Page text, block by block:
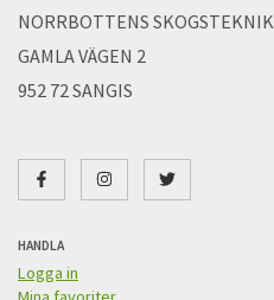
NORRBOTTENS SKOGSTEKNIK
GAMLA VÄGEN 2
952 72 SANGIS
HANDLA
Logga in